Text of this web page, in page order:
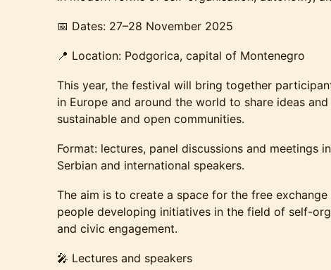
📅 Dates: 27–28 November 2025
📍 Location: Podgorica, capital of Montenegro
This year, the festival will bring together
in Europe and around the world to share ideas
sustainable and open communities.
Format: lectures, panel discussions and meetings
Serbian and international speakers.
The aim is to create a space for the free
people developing initiatives in the field of self-
and civic engagement.
🎤 Lectures and speakers